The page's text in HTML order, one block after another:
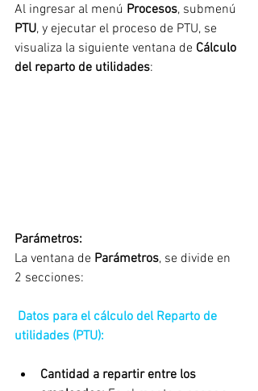
Al ingresar al menú Procesos, submenú
PTU, y ejecutar el proceso de PTU, se
visualiza la siguiente ventana de Cálculo
del reparto de utilidades:
Parámetros:
La ventana de Parámetros, se divide en
2 secciones:
Datos para el cálculo del Reparto de
utilidades (PTU):
Cantidad a repartir entre los